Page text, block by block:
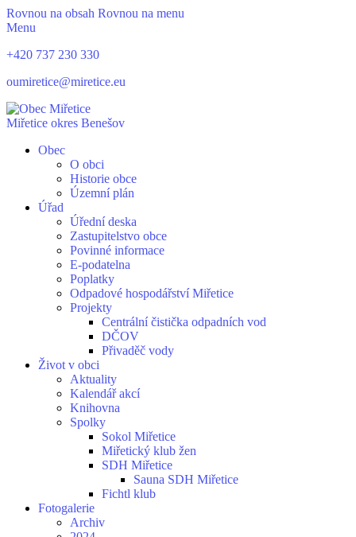
Rovnou na obsah Rovnou na menu
Menu
+420 737 230 330
oumiretice@miretice.eu
Miřetice okres Benešov
Obec
O obci
Historie obce
Územní plán
Úřad
Úřední deska
Zastupitelstvo obce
Povinné informace
E-podatelna
Poplatky
Odpadové hospodářství Miřetice
Projekty
Centrální čistička odpadních vod
DČOV
Přivaděč vody
Život v obci
Aktuality
Kalendář akcí
Knihovna
Spolky
Sokol Miřetice
Miřetický klub žen
SDH Miřetice
Sauna SDH Miřetice
Fichtl klub
Fotogalerie
Archiv